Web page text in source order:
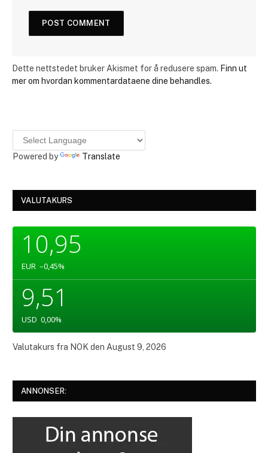
Dette nettstedet bruker Akismet for å redusere spam. Finn ut
mer om hvordan kommentardataene dine behandles.
Powered by Translate
VALUTAKURS
10,95
EUR –0,45%
9,51
USD 0,00%
Valutakurs fra NOKden August 9, 2026
ANNONSER: